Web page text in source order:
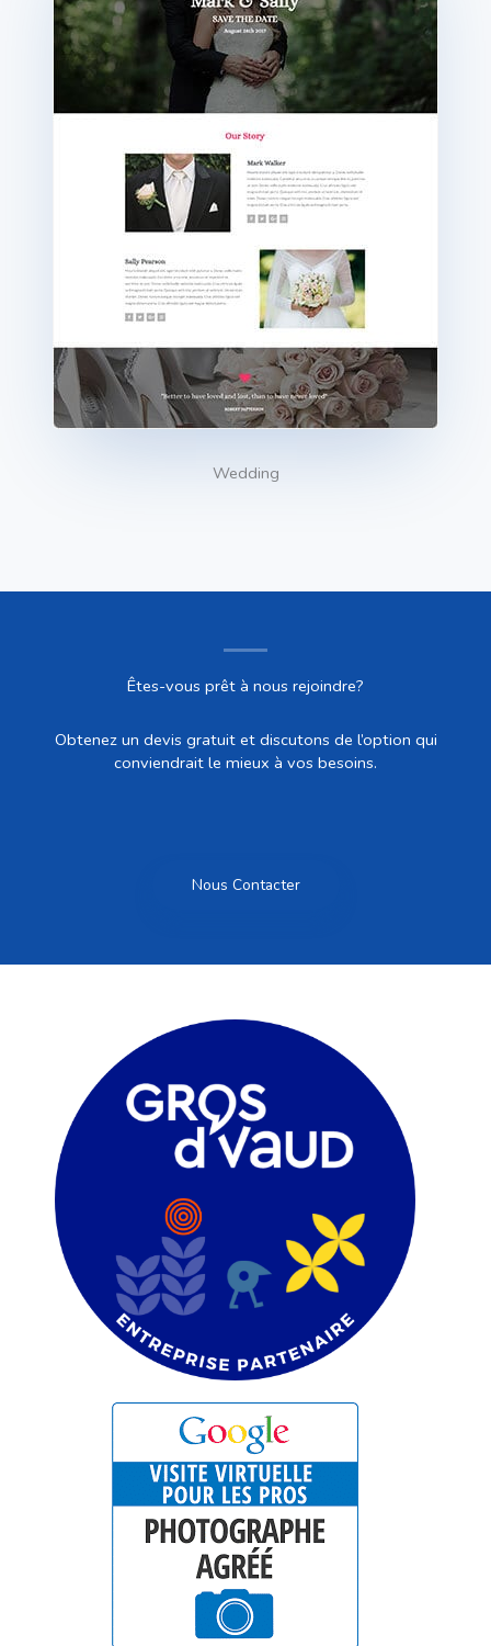
Wedding
Êtes-vous prêt à nous rejoindre?
Obtenez un devis gratuit et discutons de l’option qui
conviendrait le mieux à vos besoins.
Nous Contacter